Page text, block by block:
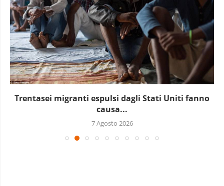
Trentasei migranti espulsi dagli Stati Uniti fanno
causa...
7 Agosto 2026